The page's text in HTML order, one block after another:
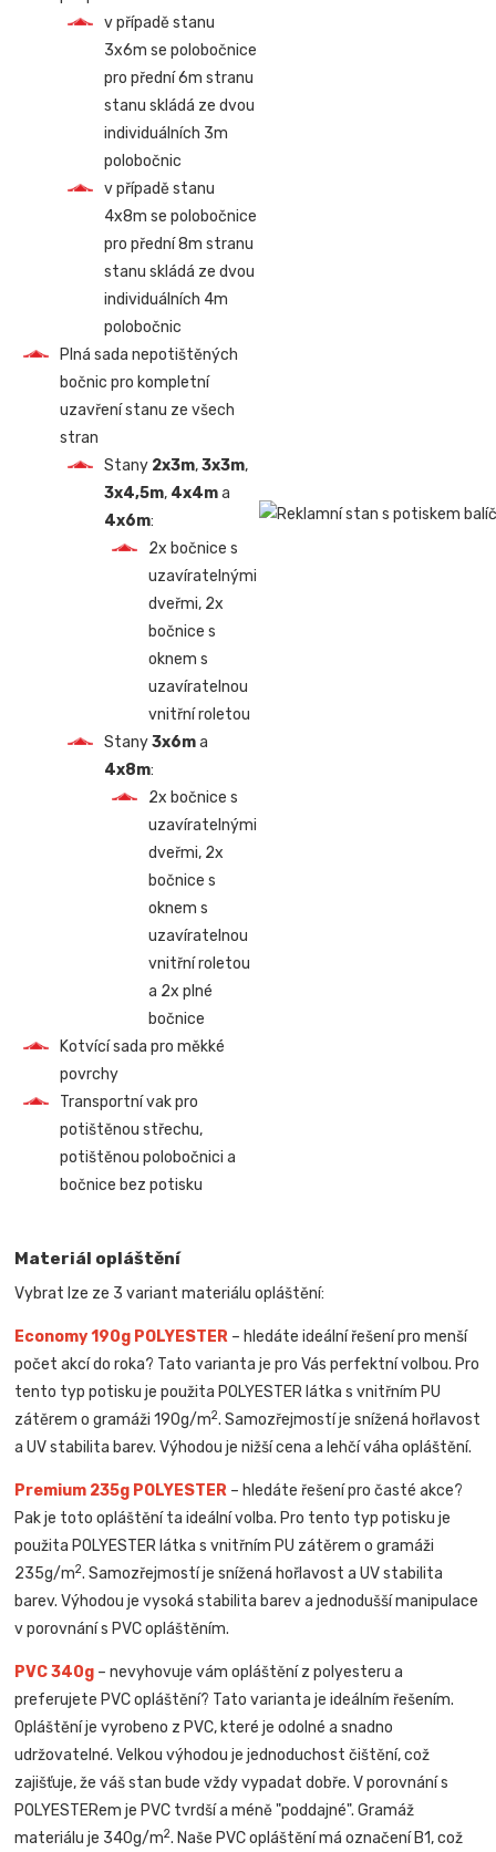
v případě stanu
3x6m se polobočnice
pro přední 6m stranu
stanu skládá ze dvou
individuálních 3m
polobočnic
v případě stanu
4x8m se polobočnice
pro přední 8m stranu
stanu skládá ze dvou
individuálních 4m
polobočnic
Plná sada nepotištěných
bočnic pro kompletní
uzavření stanu ze všech
stran
Stany 2x3m,3x3m,
3x4,5m, 4x4ma
4x6m:
2x bočnice s
uzavíratelnými
dveřmi, 2x
bočnice s
oknem s
uzavíratelnou
vnitřní roletou
Stany3x6ma
4x8m:
2x bočnice s
uzavíratelnými
dveřmi, 2x
bočnice s
oknem s
uzavíratelnou
vnitřní roletou
a 2x plné
bočnice
Kotvící sada pro měkké
povrchy
Transportní vak pro
potištěnou střechu,
potištěnou polobočnici a
bočnice bez potisku
Materiál opláštění
Vybrat lze ze 3 variant materiálu opláštění:
Economy 190g POLYESTER – hledáte ideální řešení pro menší
počet akcí do roka? Tato varianta je pro Vás perfektní volbou. Pro
tento typ potisku je použita POLYESTER látka s vnitřním PU
zátěrem o gramáži 190g/m2. Samozřejmostí je snížená hořlavost
a UV stabilita barev. Výhodou je nižší cena a lehčí váha opláštění.
Premium 235g POLYESTER – hledáte řešení pro časté akce?
Pak je toto opláštění ta ideální volba. Pro tento typ potisku je
použita POLYESTER látka s vnitřním PU zátěrem o gramáži
235g/m2. Samozřejmostí je snížená hořlavost a UV stabilita
barev. Výhodou je vysoká stabilita barev a jednodušší manipulace
v porovnání s PVC opláštěním.
PVC 340g – nevyhovuje vám opláštění z polyesteru a
preferujete PVC opláštění? Tato varianta je ideálním řešením.
Opláštění je vyrobeno z PVC, které je odolné a snadno
udržovatelné. Velkou výhodou je jednoduchost čištění, což
zajišťuje, že váš stan bude vždy vypadat dobře. V porovnání s
POLYESTERem je PVC tvrdší a méně "poddajné". Gramáž
materiálu je 340g/m2. Naše PVC opláštění má označení B1, což